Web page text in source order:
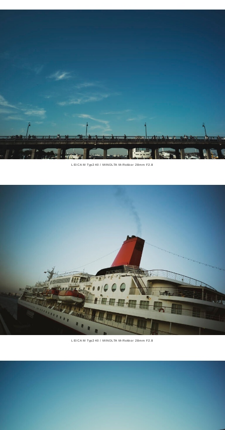
LEICA M Typ240 / MINOLTA M-Rokkor 28mm F2.8
LEICA M Typ240 / MINOLTA M-Rokkor 28mm F2.8